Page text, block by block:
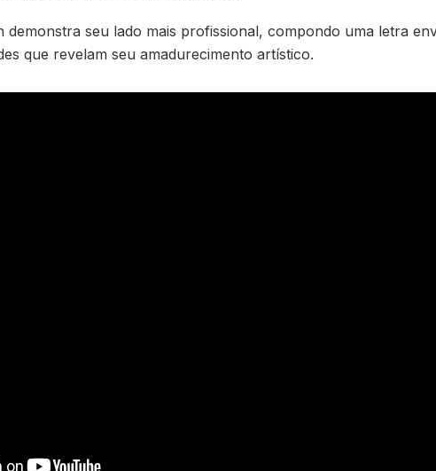
demonstra seu lado mais profissional, compondo uma letra
que revelam seu amadurecimento artístico.